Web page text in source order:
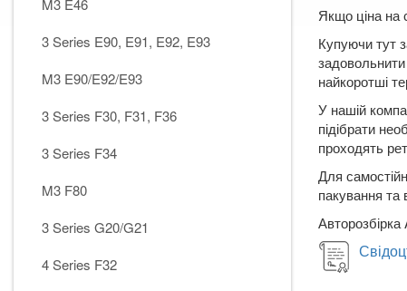
M3 E46
3 Series E90, E91, E92, E93
M3 E90/E92/E93
3 Series F30, F31, F36
3 Series F34
M3 F80
3 Series G20/G21
4 Series F32
Якщо ціна на
Купуючи тут
найкоротші
У нашій
підібрати
проходять
Для
пакування та